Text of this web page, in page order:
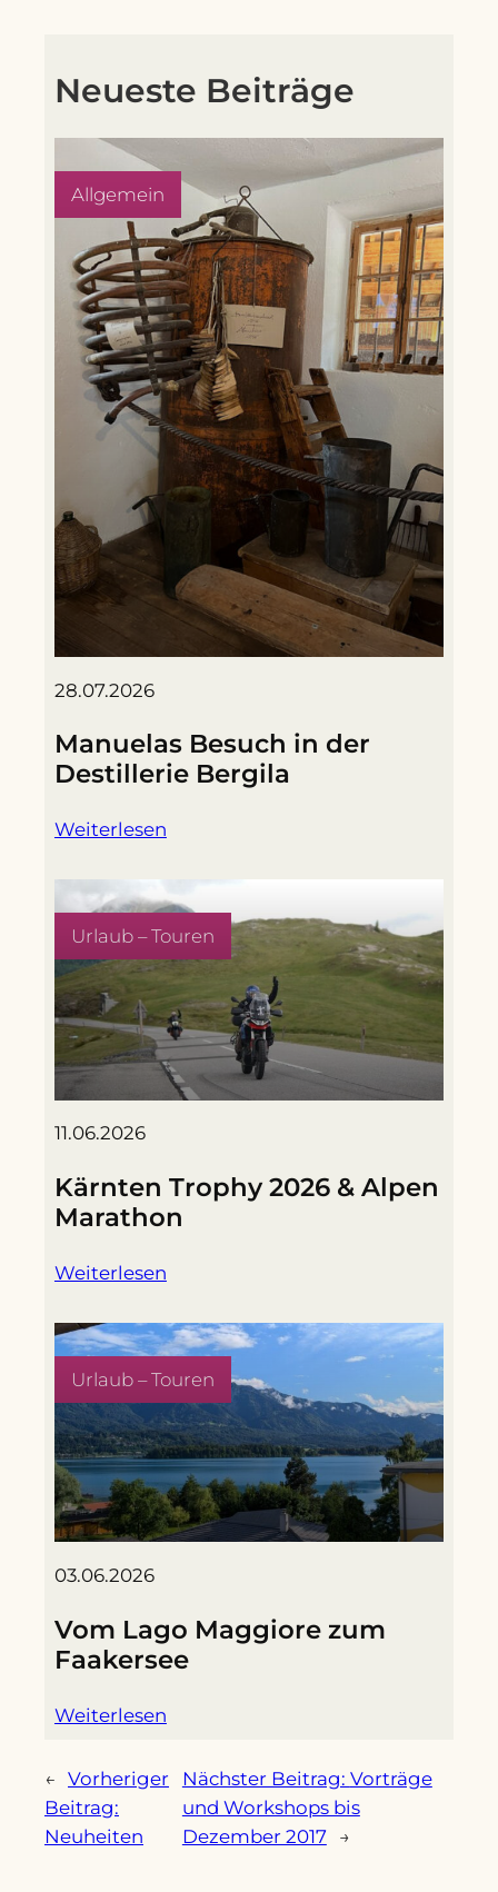
Neueste Beiträge
28.07.2026
Manuelas Besuch in der
Destillerie Bergila
Weiterlesen
Allgemein
11.06.2026
Kärnten Trophy 2026 & Alpen
Marathon
Weiterlesen
Urlaub – Touren
03.06.2026
Vom Lago Maggiore zum
Faakersee
Weiterlesen
Urlaub – Touren
← Vorheriger
Beitrag:
Neuheiten
Nächster Beitrag: Vorträge
und Workshops bis
Dezember 2017
→